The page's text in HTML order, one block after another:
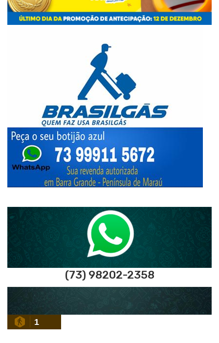
(73) 98202-2358
1